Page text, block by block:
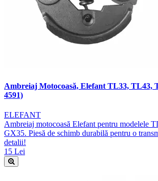
Ambreiaj Motocoasă, Elefant TL33, TL43,
4591)
ELEFANT
Ambreiaj motocoasă Elefant pentru modelele
GX35. Piesă de schimb durabilă pentru o
detalii!
15 Lei